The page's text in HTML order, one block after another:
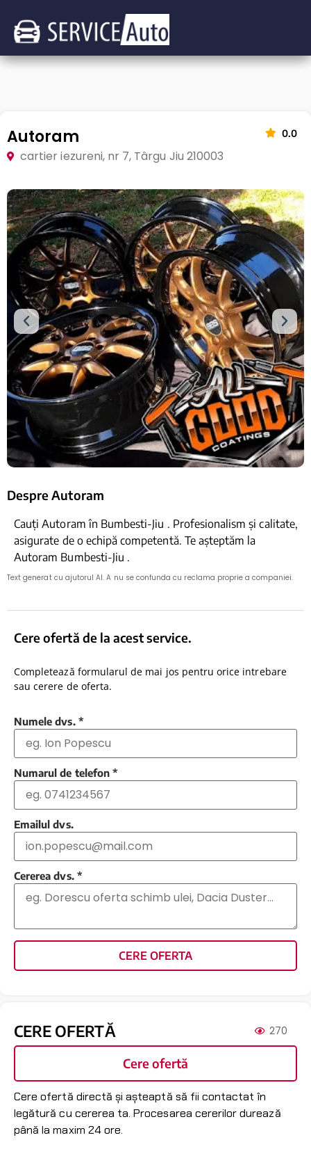
Autoram 0.0
cartier iezureni, nr 7, Târgu Jiu 210003
Despre Autoram
Cauți Autoram în Bumbesti-Jiu . Profesionalism și calitate,
asigurate de o echipă competentă. Te așteptăm la
Autoram Bumbesti-Jiu .
Text generat cu ajutorul AI. A nu se confunda cu reclama proprie a companiei.
Cere ofertă de la acest service.
Completează formularul de mai jos pentru orice intrebare
sau cerere de oferta.
Numele dvs. *
Numarul de telefon *
Emailul dvs.
Cererea dvs. *
CERE OFERTA
CERE OFERTĂ 270
Cere ofertă
Cere ofertă directă și așteaptă să fii contactat în
legătură cu cererea ta. Procesarea cererilor durează
până la maxim 24 ore.